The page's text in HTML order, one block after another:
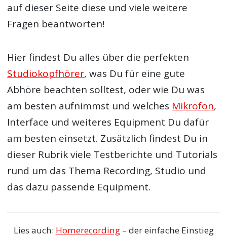
auf dieser Seite diese und viele weitere
Fragen beantworten!
Hier findest Du alles über die perfekten
Studiokopfhörer, was Du für eine gute
Abhöre beachten solltest, oder wie Du was
am besten aufnimmst und welches Mikrofon,
Interface und weiteres Equipment Du dafür
am besten einsetzt. Zusätzlich findest Du in
dieser Rubrik viele Testberichte und Tutorials
rund um das Thema Recording, Studio und
das dazu passende Equipment.
Lies auch: Homerecording– der einfache Einstieg